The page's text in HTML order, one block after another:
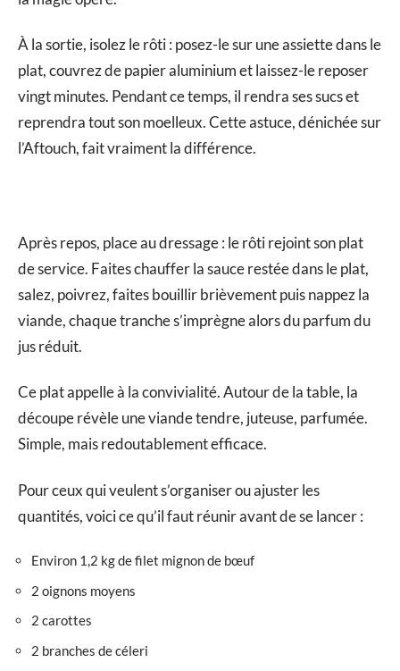
À la sortie, isolez le rôti : posez-le sur une assiette dans le
plat, couvrez de papier aluminium et laissez-le reposer
vingt minutes. Pendant ce temps, il rendra ses sucs et
reprendra tout son moelleux. Cette astuce, dénichée sur
l’Aftouch, fait vraiment la différence.
Après repos, place au dressage : le rôti rejoint son plat
de service. Faites chauffer la sauce restée dans le plat,
salez, poivrez, faites bouillir brièvement puis nappez la
viande, chaque tranche s’imprègne alors du parfum du
jus réduit.
Ce plat appelle à la convivialité. Autour de la table, la
découpe révèle une viande tendre, juteuse, parfumée.
Simple, mais redoutablement efficace.
Pour ceux qui veulent s’organiser ou ajuster les
quantités, voici ce qu’il faut réunir avant de se lancer :
Environ 1,2 kg de filet mignon de bœuf
2 oignons moyens
2 carottes
2 branches de céleri